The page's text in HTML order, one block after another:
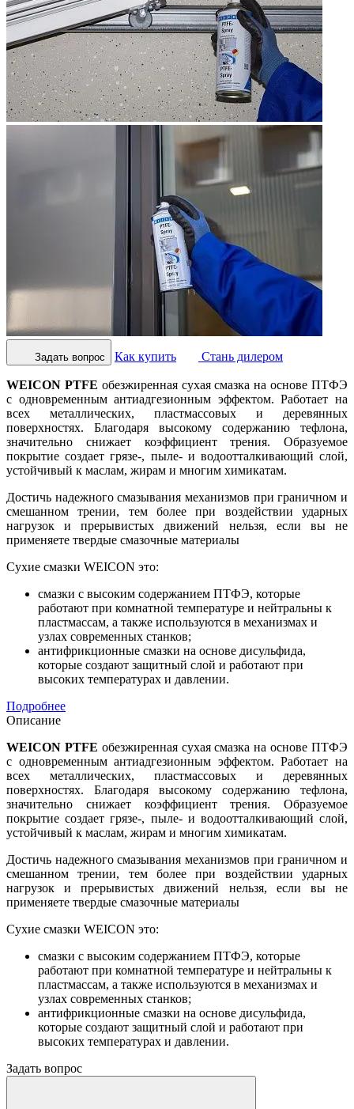
Задать вопрос Как купить Стань дилером
WEICON PTFE обезжиренная сухая смазка на основе ПТФЭ
с одновременным антиадгезионным эффектом. Работает на
всех металлических, пластмассовых и деревянных
поверхностях. Благодаря высокому содержанию тефлона,
значительно снижает коэффициент трения. Образуемое
покрытие создает грязе-, пыле- и водоотталкивающий слой,
устойчивый к маслам, жирам и многим химикатам.
Достичь надежного смазывания механизмов при граничном и
смешанном трении, тем более при воздействии ударных
нагрузок и прерывистых движений нельзя, если вы не
применяете твердые смазочные материалы
Сухие смазки WEICON это:
смазки с высоким содержанием ПТФЭ, которые
работают при комнатной температуре и нейтральны к
пластмассам, а также используются в механизмах и
узлах современных станков;
антифрикционные смазки на основе дисульфида,
которые создают защитный слой и работают при
высоких температурах и давлении.
Подробнее
Описание
WEICON PTFE обезжиренная сухая смазка на основе ПТФЭ
с одновременным антиадгезионным эффектом. Работает на
всех металлических, пластмассовых и деревянных
поверхностях. Благодаря высокому содержанию тефлона,
значительно снижает коэффициент трения. Образуемое
покрытие создает грязе-, пыле- и водоотталкивающий слой,
устойчивый к маслам, жирам и многим химикатам.
Достичь надежного смазывания механизмов при граничном и
смешанном трении, тем более при воздействии ударных
нагрузок и прерывистых движений нельзя, если вы не
применяете твердые смазочные материалы
Сухие смазки WEICON это:
смазки с высоким содержанием ПТФЭ, которые
работают при комнатной температуре и нейтральны к
пластмассам, а также используются в механизмах и
узлах современных станков;
антифрикционные смазки на основе дисульфида,
которые создают защитный слой и работают при
высоких температурах и давлении.
Задать вопрос